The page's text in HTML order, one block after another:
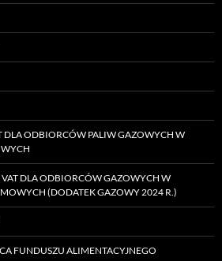
DLA ODBIORCÓW PALIW GAZOWYCH W
DLA ODBIORCÓW GAZOWYCH W
(DODATEK GAZOWY 2024 R.)
FUNDUSZU ALIMENTACYJNEGO